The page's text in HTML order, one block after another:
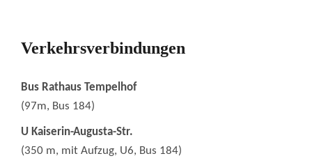
Verkehrsverbindungen
Bus Rathaus Tempelhof
(97m, Bus 184)
U Kaiserin-Augusta-Str.
(350 m, mit Aufzug, U6, Bus 184)